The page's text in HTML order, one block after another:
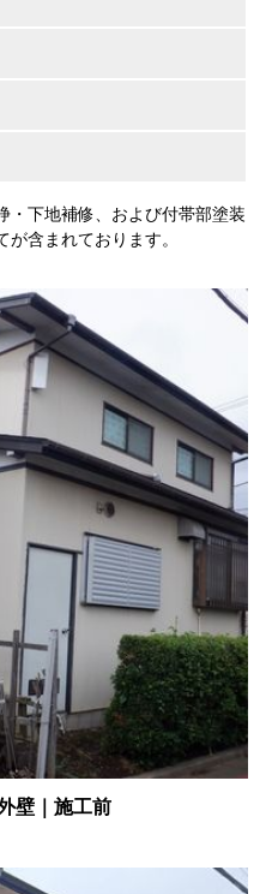
下地補修、および付帯部塗装
が含まれております。
壁｜施工前